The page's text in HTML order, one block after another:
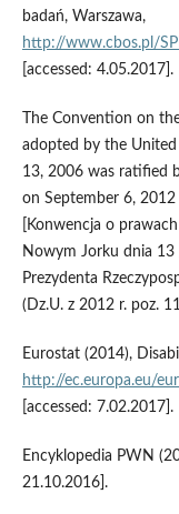
badań, Warszawa,
http://www.cbos.pl/
[accessed: 4.05.2017].
The Convention on
adopted by the
13, 2006 was ratified
on September 6,
[Konwencja o
Nowym Jorku dnia 13
Prezydenta
(Dz.U. z 2012 r. poz.
Eurostat (2014),
http://ec.europa.eu/
[accessed: 7.02.2017].
Encyklopedia PWN
21.10.2016].